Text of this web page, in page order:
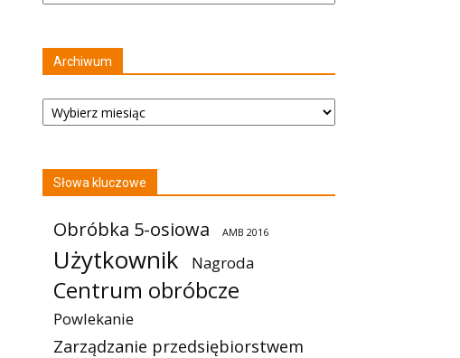
Archiwum
Archiwum
Słowa kluczowe
Obróbka 5-osiowa AMB 2016
Użytkownik Nagroda
Centrum obróbcze
Powlekanie
Zarządzanie przedsiębiorstwem